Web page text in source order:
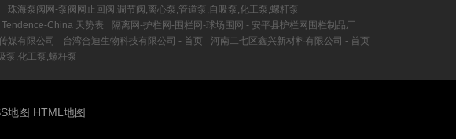
珠海泵阀网-泵阀网止回阀,调节阀,离心泵,管道泵,自吸泵,化工泵,螺杆泵
Tendence-China 天势表
隔离网-护栏网-围栏网-球场围网 - 安平县护栏网围栏制品厂
媒有限公司 台湾合迪生物科技有限公司 - 首页
河南二七区鑫兴新材料有限公司 - 首页
泵,化工泵,螺杆泵
地图 HTML地图